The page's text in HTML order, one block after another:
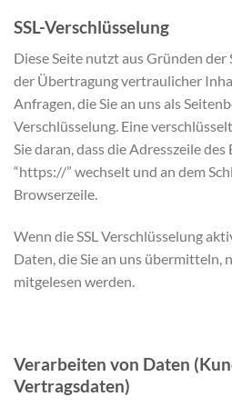
SSL-Verschlüsselung
Diese Seite nutzt aus Gründen
der Übertragung vertraulicher
Anfragen, die Sie an uns als
Verschlüsselung. Eine
Sie daran, dass die Adresszeile
“https://” wechselt und an dem
Browserzeile.
Wenn die SSL Verschlüsselung
Daten, die Sie an uns übermitteln,
mitgelesen werden.
Verarbeiten von Daten
Vertragsdaten)